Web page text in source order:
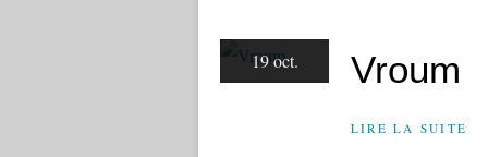
19 oct. Vroum
LIRE LA SUITE